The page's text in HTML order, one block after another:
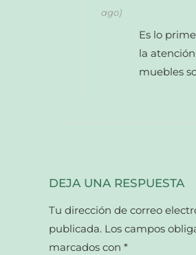
ago)
Es lo
la atención
muebles
DEJA UNA RESPUESTA
Tu dirección de correo
publicada. Los campos
marcados con*